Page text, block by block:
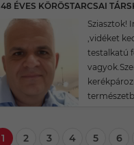
48 ÉVES KÖRÖSTARCSAI
Sziasztok!
,vidéket
testalkatú
1 2 3 4 5 6